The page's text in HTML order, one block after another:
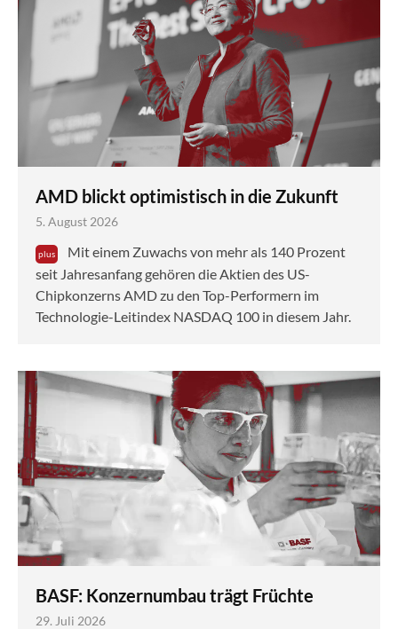
AMD blickt optimistisch in die Zukunft
5. August 2026
Mit einem Zuwachs von mehr als 140 Prozent
seit Jahresanfang gehören die Aktien des US-
Chipkonzerns AMD zu den Top-Performern im
Technologie-Leitindex NASDAQ 100 in diesem Jahr.
BASF: Konzernumbau trägt Früchte
29. Juli 2026